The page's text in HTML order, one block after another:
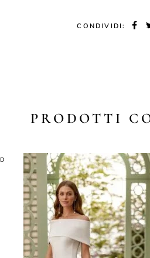
CONDIVIDI:
PRODOTTI